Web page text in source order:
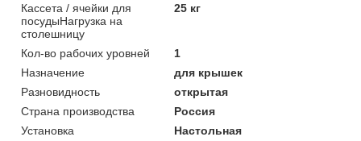
Кассета / ячейки для
посудыНагрузка на
столешницу
25 кг
Кол-во рабочих уровней
1
Назначение
для крышек
Разновидность
открытая
Страна производства
Россия
Установка
Настольная